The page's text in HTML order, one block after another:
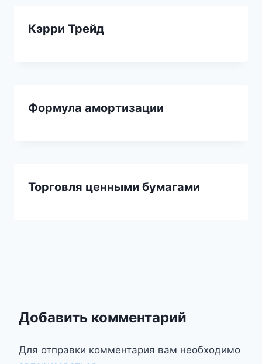
Кэрри Трейд
Формула амортизации
Торговля ценными бумагами
Добавить комментарий
Для отправки комментария вам необходимо